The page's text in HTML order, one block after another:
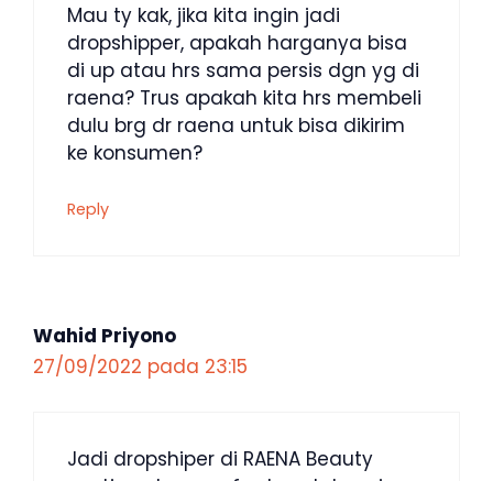
Mau ty kak, jika kita ingin jadi
dropshipper, apakah harganya bisa
di up atau hrs sama persis dgn yg di
raena? Trus apakah kita hrs membeli
dulu brg dr raena untuk bisa dikirim
ke konsumen?
Reply
Wahid Priyono
27/09/2022 pada 23:15
Jadi dropshiper di RAENA Beauty